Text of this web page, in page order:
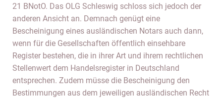
21 BNotO. Das OLG Schleswig schloss sich jedoch der
anderen Ansicht an. Demnach genügt eine
Bescheinigung eines ausländischen Notars auch dann,
wenn für die Gesellschaften öffentlich einsehbare
Register bestehen, die in ihrer Art und ihrem rechtlichen
Stellenwert dem Handelsregister in Deutschland
entsprechen. Zudem müsse die Bescheinigung den
Bestimmungen aus dem jeweiligen ausländischen Recht